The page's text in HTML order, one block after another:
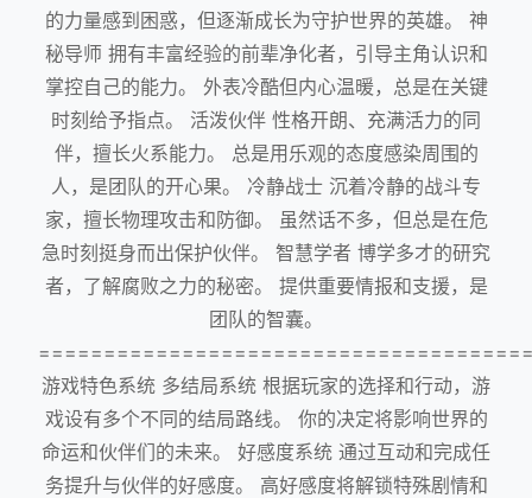
的力量感到困惑，但逐渐成长为守护世界的英雄。 神
秘导师 拥有丰富经验的前辈净化者，引导主角认识和
掌控自己的能力。 外表冷酷但内心温暖，总是在关键
时刻给予指点。 活泼伙伴 性格开朗、充满活力的同
伴，擅长火系能力。 总是用乐观的态度感染周围的
人，是团队的开心果。 冷静战士 沉着冷静的战斗专
家，擅长物理攻击和防御。 虽然话不多，但总是在危
急时刻挺身而出保护伙伴。 智慧学者 博学多才的研究
者，了解腐败之力的秘密。 提供重要情报和支援，是
团队的智囊。
游戏特色系统 多结局系统 根据玩家的选择和行动，游
戏设有多个不同的结局路线。 你的决定将影响世界的
命运和伙伴们的未来。 好感度系统 通过互动和完成任
务提升与伙伴的好感度。 高好感度将解锁特殊剧情和